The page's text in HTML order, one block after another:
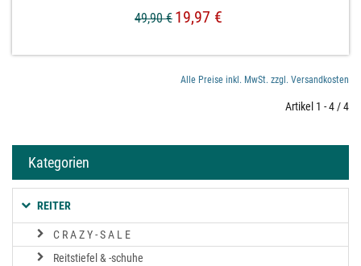
49,90 € 19,97 €
Alle Preise inkl. MwSt. zzgl. Versandkosten
Artikel 1 - 4 / 4
Kategorien
REITER
C R A Z Y - S A L E
Reitstiefel & -schuhe